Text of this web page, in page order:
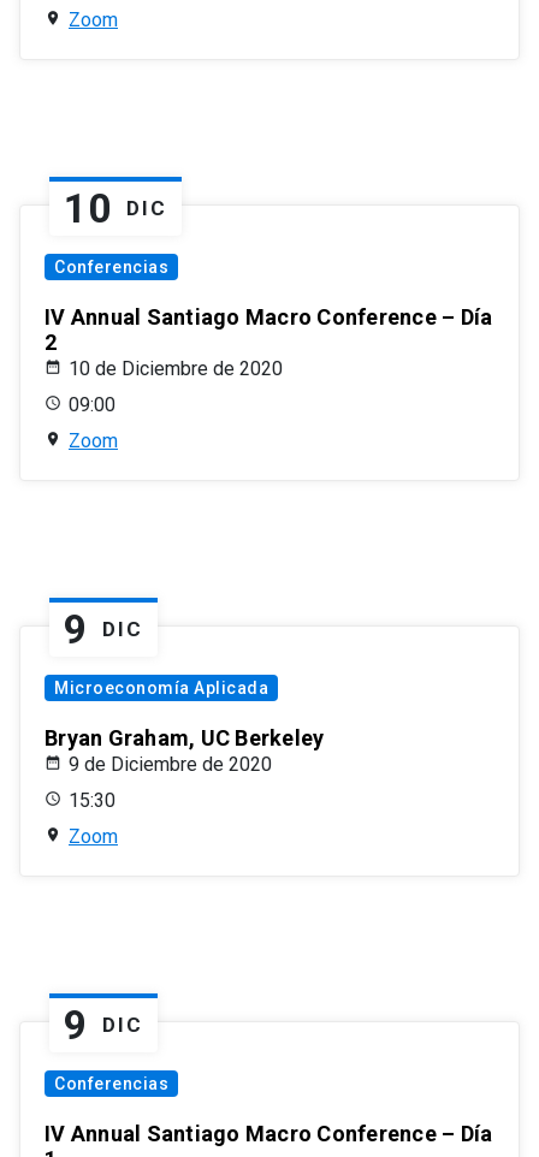
Zoom
10 DIC
Conferencias
IV Annual Santiago Macro Conference – Día
2
10 de Diciembre de 2020
09:00
Zoom
9 DIC
Microeconomía Aplicada
Bryan Graham, UC Berkeley
9 de Diciembre de 2020
15:30
Zoom
9 DIC
Conferencias
IV Annual Santiago Macro Conference – Día